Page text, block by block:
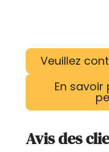
Veuillez
En savoir
Avis des